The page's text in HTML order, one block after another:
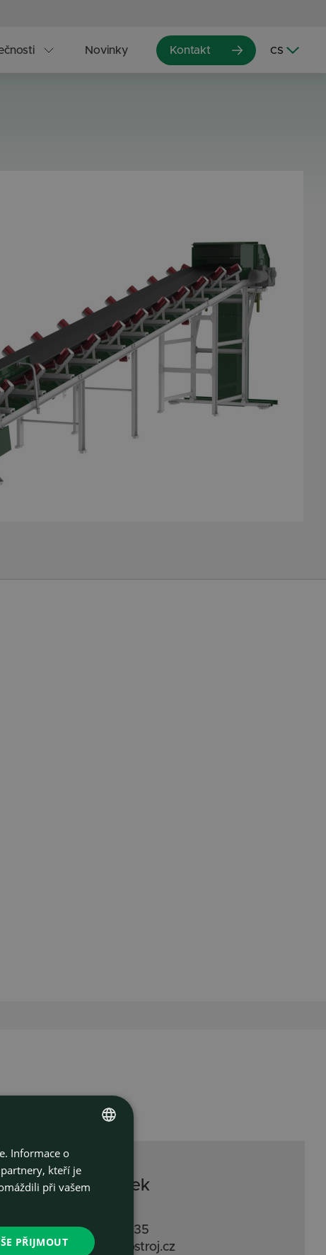
Novinky Kontakt
Tomáš Křenek
+420 553 872 235
tomas.krenek@ostroj.cz
ENGLISH
Informace o
kteří je
při vašem
PŘIJMOUT